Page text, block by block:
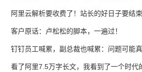
16万亿
阿里云解析要收费了！站长的好日子要结
客户原话：卢松松的脚本，一遍过！
钉钉员工喊累，副总裁也喊累：问题可能
了
看了阿里7.5万字长文，我看到了一个时代